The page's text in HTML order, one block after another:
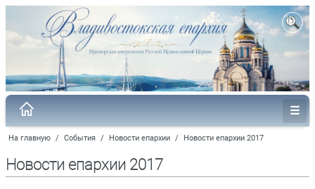
На главную / События / Новости епархии / Новости епархии 2017
Новости епархии 2017